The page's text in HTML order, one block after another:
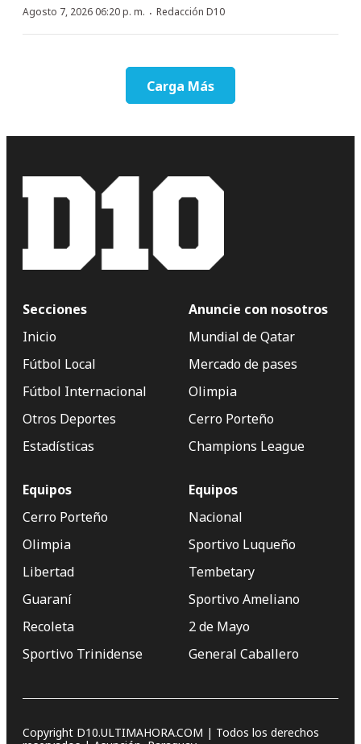
Agosto 7, 2026 06:20 p. m. · Redacción D10
Carga Más
Secciones
Inicio
Fútbol Local
Fútbol Internacional
Otros Deportes
Estadísticas
Anuncie con nosotros
Mundial de Qatar
Mercado de pases
Olimpia
Cerro Porteño
Champions League
Equipos
Cerro Porteño
Olimpia
Libertad
Guaraní
Recoleta
Sportivo Trinidense
Equipos
Nacional
Sportivo Luqueño
Tembetary
Sportivo Ameliano
2 de Mayo
General Caballero
Copyright D10.ULTIMAHORA.COM | Todos los derechos